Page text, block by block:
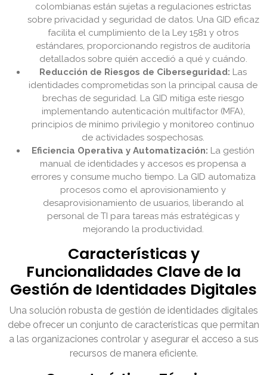
colombianas están sujetas a regulaciones estrictas
sobre privacidad y seguridad de datos. Una GID eficaz
facilita el cumplimiento de la Ley 1581 y otros
estándares, proporcionando registros de auditoría
detallados sobre quién accedió a qué y cuándo.
Reducción de Riesgos de Ciberseguridad: Las
identidades comprometidas son la principal causa de
brechas de seguridad. La GID mitiga este riesgo
implementando autenticación multifactor (MFA),
principios de mínimo privilegio y monitoreo continuo
de actividades sospechosas.
Eficiencia Operativa y Automatización: La gestión
manual de identidades y accesos es propensa a
errores y consume mucho tiempo. La GID automatiza
procesos como el aprovisionamiento y
desaprovisionamiento de usuarios, liberando al
personal de TI para tareas más estratégicas y
mejorando la productividad.
Características y
Funcionalidades Clave de la
Gestión de Identidades Digitales
Una solución robusta de gestión de identidades digitales
debe ofrecer un conjunto de características que permitan
a las organizaciones controlar y asegurar el acceso a sus
recursos de manera eficiente.